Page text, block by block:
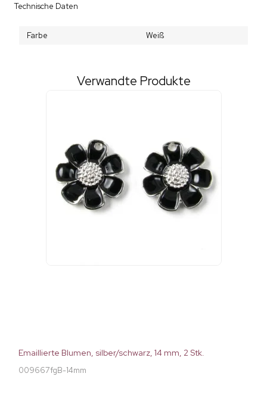
Technische Daten
Farbe Weiß
Verwandte Produkte
Emaillierte Blumen, silber/schwarz, 14 mm, 2 Stk.
009667fgB-14mm